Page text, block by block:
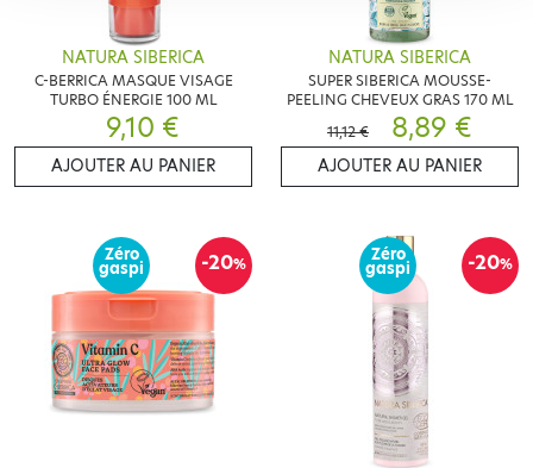
NATURA SIBERICA
C-BERRICA MASQUE VISAGE
TURBO ÉNERGIE 100 ML
9,10 €
AJOUTER AU PANIER
NATURA SIBERICA
SUPER SIBERICA MOUSSE-
PEELING CHEVEUX GRAS 170 ML
11,12 €
8,89 €
AJOUTER AU PANIER
-20%
Zéro
gaspi -20%
Zéro
gaspi